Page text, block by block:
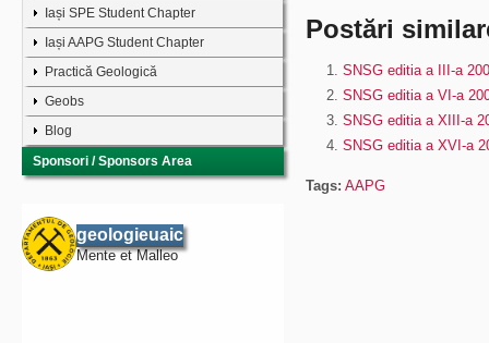
Postări
SNSG editia a III-a
SNSG editia a VI-a
SNSG editia a XIII-a
SNSG editia a XVI-a
Tags: AAPG
Iași SPE Student Chapter
Iași AAPG Student Chapter
Practică Geologică
Geobs
Blog
Sponsori / Sponsors Area
geologieuaic
Mente et Malleo